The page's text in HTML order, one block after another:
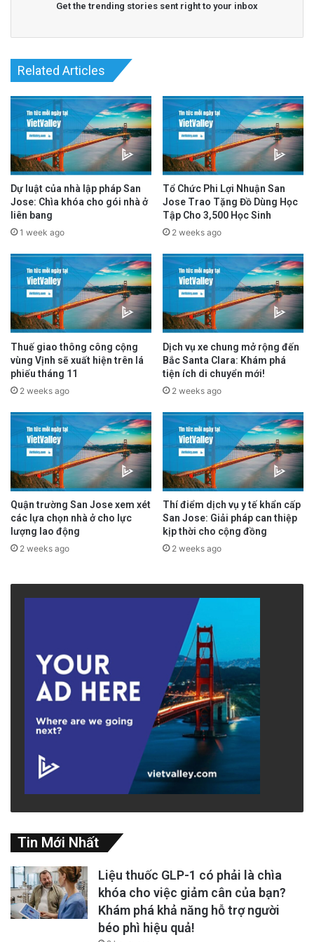
Get the trending stories sent right to your inbox
Related Articles
Dự luật của nhà lập pháp San
Jose: Chìa khóa cho gói nhà ở
liên bang
1 week ago
Tổ Chức Phi Lợi Nhuận San
Jose Trao Tặng Đồ Dùng Học
Tập Cho 3,500 Học Sinh
2 weeks ago
Thuế giao thông công cộng
vùng Vịnh sẽ xuất hiện trên lá
phiếu tháng 11
2 weeks ago
Dịch vụ xe chung mở rộng đến
Bắc Santa Clara: Khám phá
tiện ích di chuyển mới!
2 weeks ago
Quận trường San Jose xem xét
các lựa chọn nhà ở cho lực
lượng lao động
2 weeks ago
Thí điểm dịch vụ y tế khẩn cấp
San Jose: Giải pháp can thiệp
kịp thời cho cộng đồng
2 weeks ago
Tin Mới Nhất
Liệu thuốc GLP-1 có phải là chìa
khóa cho việc giảm cân của bạn?
Khám phá khả năng hỗ trợ người
béo phì hiệu quả!